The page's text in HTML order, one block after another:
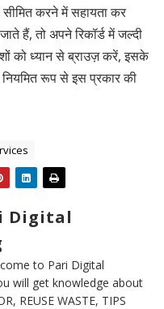
करने में सहायता कर
हैं, तो अपने रिकॉर्ड में जल्दी
को ध्यान से ब्राउज़ करें, इसके
रूप से इस प्रकार की
Digital
to Pari Digital
will get knowledge about
REUSE WASTE, TIPS